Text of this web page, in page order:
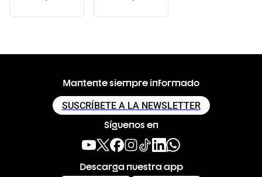
Mantente siempre informado
SUSCRÍBETE A LA NEWSLETTER
Síguenos en
Descarga nuestra app